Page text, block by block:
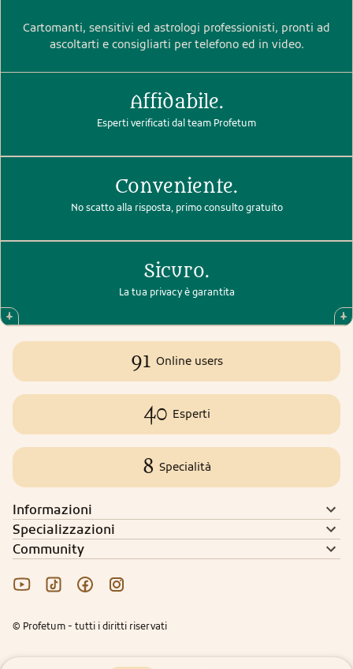
Cartomanti, sensitivi ed astrologi professionisti, pronti ad
ascoltarti e consigliarti per telefono ed in video.
Affidabile.
Esperti verificati dal team Profetum
Conveniente.
No scatto alla risposta, primo consulto gratuito
Sicuro.
La tua privacy è garantita
91 Online users
40 Esperti
8 Specialità
Informazioni
Specializzazioni
Community
© Profetum - tutti i diritti riservati